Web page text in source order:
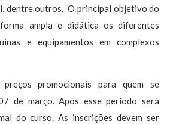
dentre outros. O principal objetivo do
ampla e didática os diferentes
e equipamentos em complexos
promocionais para quem se
de março. Após esse período será
do curso. As inscrições devem ser